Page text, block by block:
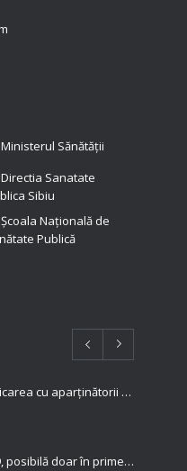
Ministerul Sănătății
Directia Sanatate
Sibiu
Şcoala Naţională de
Publică
Telefoane utile pentru comunicarea cu aparținătorii pacienților internați în spitalul nostru
Evaluarea în Centrul COVID-19, posibilă doar în primele 5 zile de la pozitivare